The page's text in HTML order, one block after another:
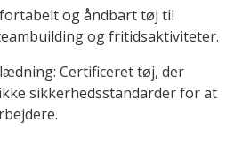
og åndbart tøj til
og fritidsaktiviteter.
Certificeret tøj, der
sikkerhedsstandarder for at